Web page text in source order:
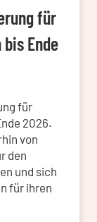
für
Ende
für
2026.
von
den
und sich
für ihren